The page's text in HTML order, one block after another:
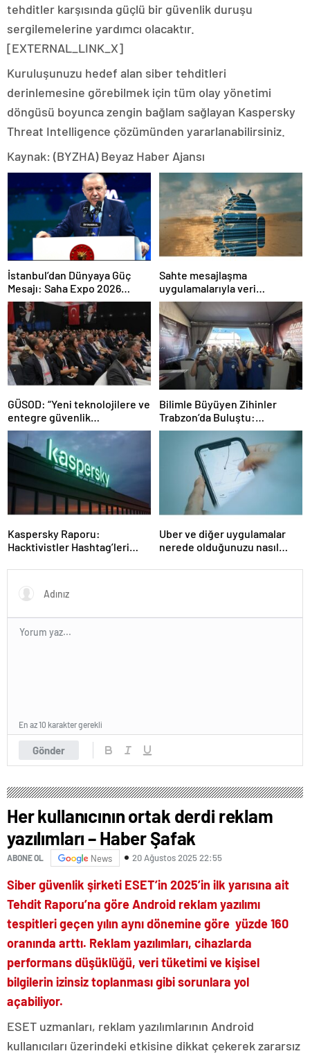
tehditler karşısında güçlü bir güvenlik duruşu
sergilemelerine yardımcı olacaktır.
[EXTERNAL_LINK_X]
Kuruluşunuzu hedef alan siber tehditleri
derinlemesine görebilmek için tüm olay yönetimi
döngüsü boyunca zengin bağlam sağlayan Kaspersky
Threat Intelligence çözümünden yararlanabilirsiniz.
Kaynak: (BYZHA) Beyaz Haber Ajansı
İstanbul’dan Dünyaya Güç
Mesajı: Saha Expo 2026
Rekorlarla Kapılarını Kapattı
Sahte mesajlaşma
uygulamalarıyla veri
sızdırıyorlar- Haber Şafak
GÜSOD: “Yeni teknolojilere ve
entegre güvenlik
sistemlerine önem artacak”-
Haber Şafak
Bilimle Büyüyen Zihinler
Trabzon’da Buluştu:
STEAMFEST’te Bilim Rüzgârı
Esti!- Haber Şafak
Kaspersky Raporu:
Hacktivistler Hashtag’leri
Kullanıyor, 2025’te
Saldırılarda DDoS Öne
Çıkıyor- Haber Şafak
Uber ve diğer uygulamalar
nerede olduğunuzu nasıl
Gönder
En az 10 karakter gerekli
Her kullanıcının ortak derdi reklam
yazılımları – Haber Şafak
ABONE OL News 20 Ağustos 2025 22:55
Siber güvenlik şirketi ESET’in 2025’in ilk yarısına ait
Tehdit Raporu’na göre Android reklam yazılımı
tespitleri geçen yılın aynı dönemine göre yüzde 160
oranında arttı. Reklam yazılımları, cihazlarda
performans düşüklüğü, veri tüketimi ve kişisel
bilgilerin izinsiz toplanması gibi sorunlara yol
açabiliyor.
ESET uzmanları, reklam yazılımlarının Android
kullanıcıları üzerindeki etkisine dikkat çekerek zararsız